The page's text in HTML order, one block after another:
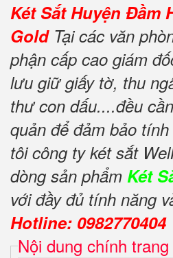
Két Sắt Huyện Đầm
Gold Tại các văn
phận cấp cao giám
lưu giữ giấy tờ, thu
thư con dấu....đều
quản để đảm bảo
tôi công ty két sắt
dòng sản phẩm Két
với đầy đủ tính năng
Hotline: 0982770404
Nội dung chính